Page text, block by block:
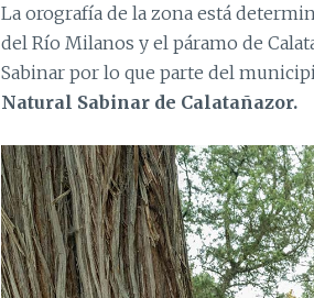
La orografía de la zona está
del Río Milanos y el páramo de
Sabinar por lo que parte del
Natural Sabinar de Calatañazor.